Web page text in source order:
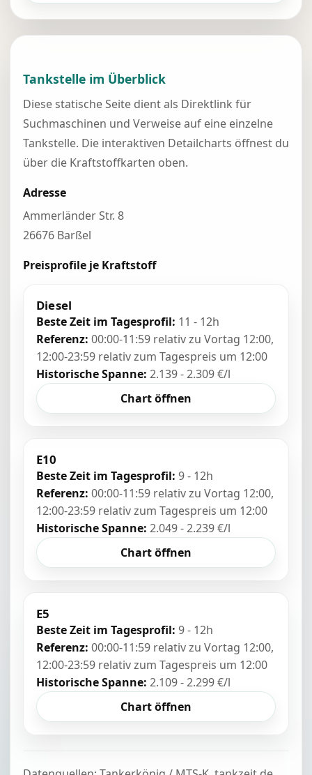
Tankstelle im Überblick
Diese statische Seite dient als Direktlink für
Suchmaschinen und Verweise auf eine einzelne
Tankstelle. Die interaktiven Detailcharts öffnest du
über die Kraftstoffkarten oben.
Adresse
Ammerländer Str. 8
26676 Barßel
Preisprofile je Kraftstoff
Diesel
Beste Zeit im Tagesprofil: 11 - 12h
Referenz: 00:00-11:59 relativ zu Vortag 12:00,
12:00-23:59 relativ zum Tagespreis um 12:00
Historische Spanne: 2.139 - 2.309 €/l
Chart öffnen
E10
Beste Zeit im Tagesprofil: 9 - 12h
Referenz: 00:00-11:59 relativ zu Vortag 12:00,
12:00-23:59 relativ zum Tagespreis um 12:00
Historische Spanne: 2.049 - 2.239 €/l
Chart öffnen
E5
Beste Zeit im Tagesprofil: 9 - 12h
Referenz: 00:00-11:59 relativ zu Vortag 12:00,
12:00-23:59 relativ zum Tagespreis um 12:00
Historische Spanne: 2.109 - 2.299 €/l
Chart öffnen